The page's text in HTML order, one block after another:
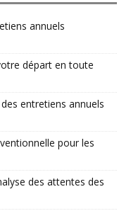
annuels
départ en toute
entretiens annuels
pour les
des attentes des